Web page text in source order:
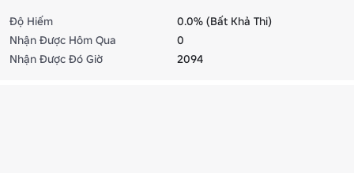
Độ Hiếm
0.0% (Bất Khả Thi)
Nhận Được Hôm Qua
0
Nhận Được Đó Giờ
2094